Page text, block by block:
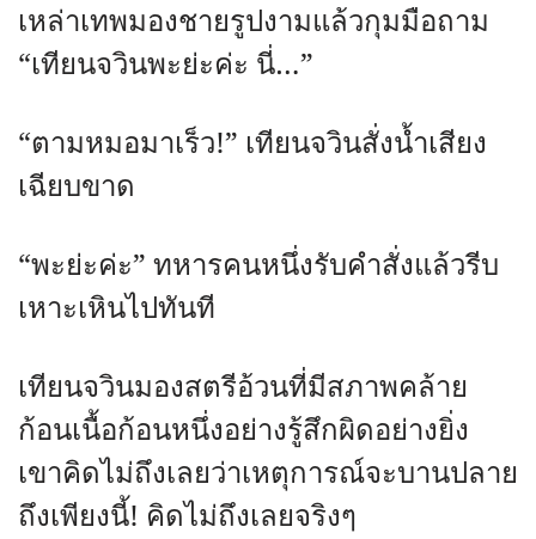
เหล่าเทพมองชายรูปงามแล้วกุมมือถาม
“เทียนจวินพะย่ะค่ะ นี่…”
“ตามหมอมาเร็ว!” เทียนจวินสั่งน้ำเสียง
เฉียบขาด
“พะย่ะค่ะ” ทหารคนหนึ่งรับคำสั่งแล้วรีบ
เหาะเหินไปทันที
เทียนจวินมองสตรีอ้วนที่มีสภาพคล้าย
ก้อนเนื้อก้อนหนึ่งอย่างรู้สึกผิดอย่างยิ่ง
เขาคิดไม่ถึงเลยว่าเหตุการณ์จะบานปลาย
ถึงเพียงนี้! คิดไม่ถึงเลยจริงๆ